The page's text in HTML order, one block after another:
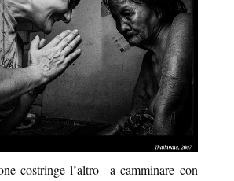
costringe l’altro a camminare con